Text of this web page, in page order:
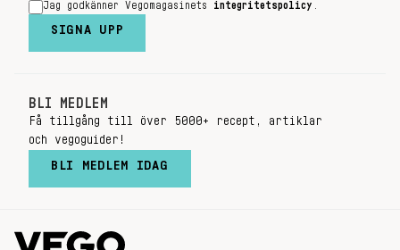
Jag godkänner Vegomagasinets integritetspolicy
SIGNA UPP
BLI MEDLEM
Få tillgång till över 5000+ recept, artiklar
och vegoguider!
BLI MEDLEM IDAG